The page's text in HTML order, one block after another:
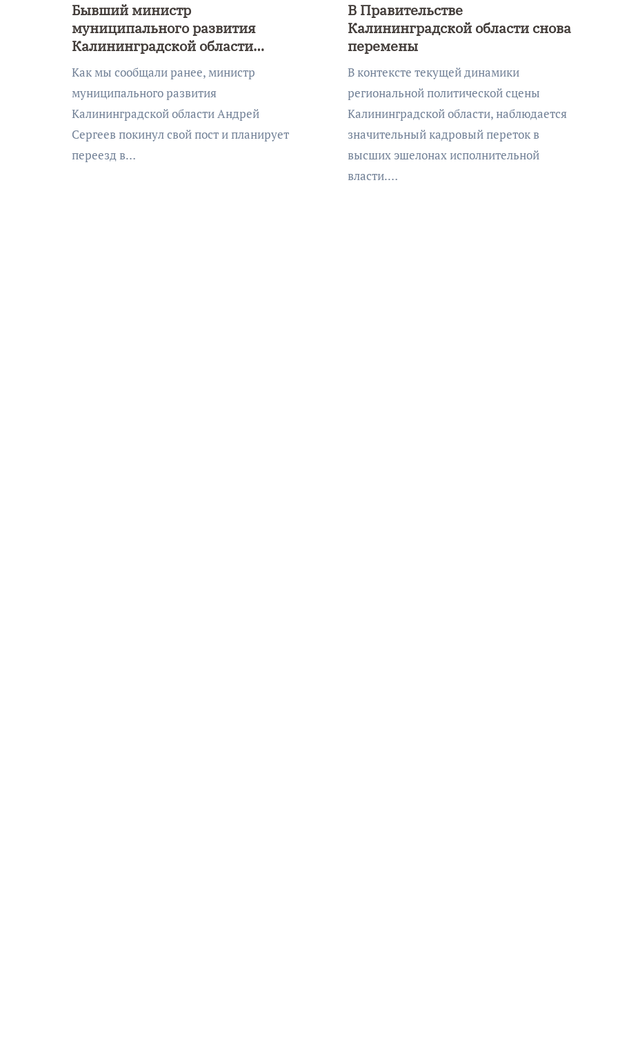
Бывший министр
муниципального развития
Калининградской области
назначен на новый пост
Как мы сообщали ранее, министр
муниципального развития
Калининградской области Андрей
Сергеев покинул свой пост и планирует
переезд в…
В Правительстве
Калининградской области снова
перемены
В контексте текущей динамики
региональной политической сцены
Калининградской области, наблюдается
значительный кадровый переток в
высших эшелонах исполнительной
власти.…
Уникальное
северное сияние
запечатлели над
Балтикой
Фотокадры, как
Калининград
завалило после
снежного бурана